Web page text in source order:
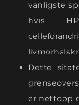
vanligste
hvis
Dette
er nettopp